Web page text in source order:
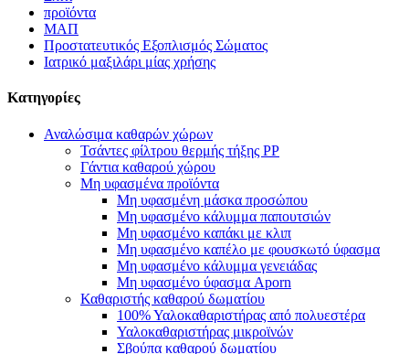
προϊόντα
ΜΑΠ
Προστατευτικός Εξοπλισμός Σώματος
Ιατρικό μαξιλάρι μίας χρήσης
Κατηγορίες
Αναλώσιμα καθαρών χώρων
Τσάντες φίλτρου θερμής τήξης PP
Γάντια καθαρού χώρου
Μη υφασμένα προϊόντα
Μη υφασμένη μάσκα προσώπου
Μη υφασμένο κάλυμμα παπουτσιών
Μη υφασμένο καπάκι με κλιπ
Μη υφασμένο καπέλο με φουσκωτό ύφασμα
Μη υφασμένο κάλυμμα γενειάδας
Μη υφασμένο ύφασμα Aporn
Καθαριστής καθαρού δωματίου
100% Υαλοκαθαριστήρας από πολυεστέρα
Υαλοκαθαριστήρας μικροϊνών
Σβούπα καθαρού δωματίου